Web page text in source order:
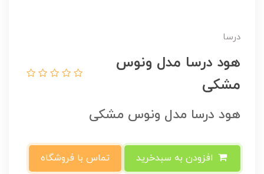
درسا
هود درسا مدل ونوس
مشکی
هود درسا مدل ونوس مشکی
تماس با فروشگاه